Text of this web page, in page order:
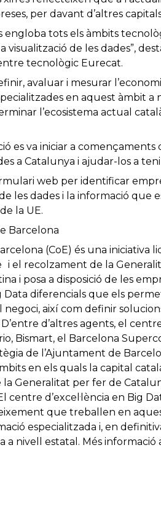
per davant d’altres
engloba tots els àmbits
visualització de les dades”,
tecnològic Eurecat.
avaluar i mesurar
en aquest àmbit a
l’ecosistema actual
es va iniciar a començaments
a Catalunya i ajudar-los a
web per identificar
les dades i la informació que
la UE.
Barcelona
(CoE) és una
i el recolzament de la
i posa a disposició de les
Data diferencials que els
negoci, així com definir
d’altres agents, el
Bismart, el Barcelona
de l’Ajuntament de
en els quals la capital
la Generalitat per fer de
d’excel·lència en Big
que treballen en
especialitzada i, en
a nivell estatal. Més